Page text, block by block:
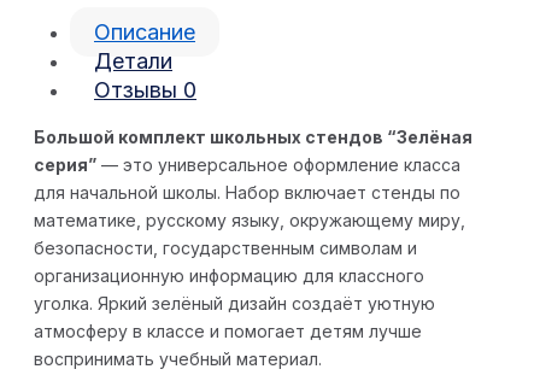
Описание
Детали
Отзывы 0
Большой комплект школьных стендов “Зелёная
серия” — это универсальное оформление класса
для начальной школы. Набор включает стенды по
математике, русскому языку, окружающему миру,
безопасности, государственным символам и
организационную информацию для классного
уголка. Яркий зелёный дизайн создаёт уютную
атмосферу в классе и помогает детям лучше
воспринимать учебный материал.